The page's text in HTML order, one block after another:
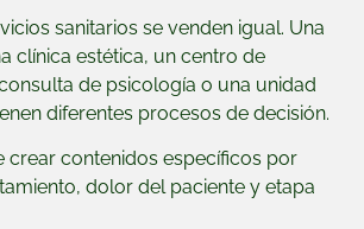
sanitarios se venden igual. Una
clínica estética, un centro de
de psicología o una unidad
diferentes procesos de decisión.
crear contenidos específicos por
dolor del paciente y etapa